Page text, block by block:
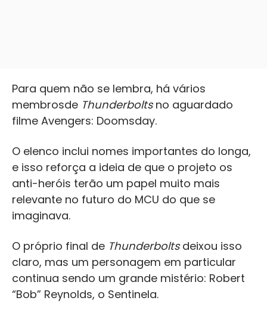
Para quem não se lembra, há vários
membrosde Thunderboltsno aguardado
filme Avengers: Doomsday.
O elenco inclui nomes importantes do longa,
e isso reforça a ideia de que o projeto os
anti-heróis terão um papel muito mais
relevante no futuro do MCU do que se
imaginava.
O próprio final de Thunderboltsdeixou isso
claro, mas um personagem em particular
continua sendo um grande mistério: Robert
“Bob” Reynolds, o Sentinela.